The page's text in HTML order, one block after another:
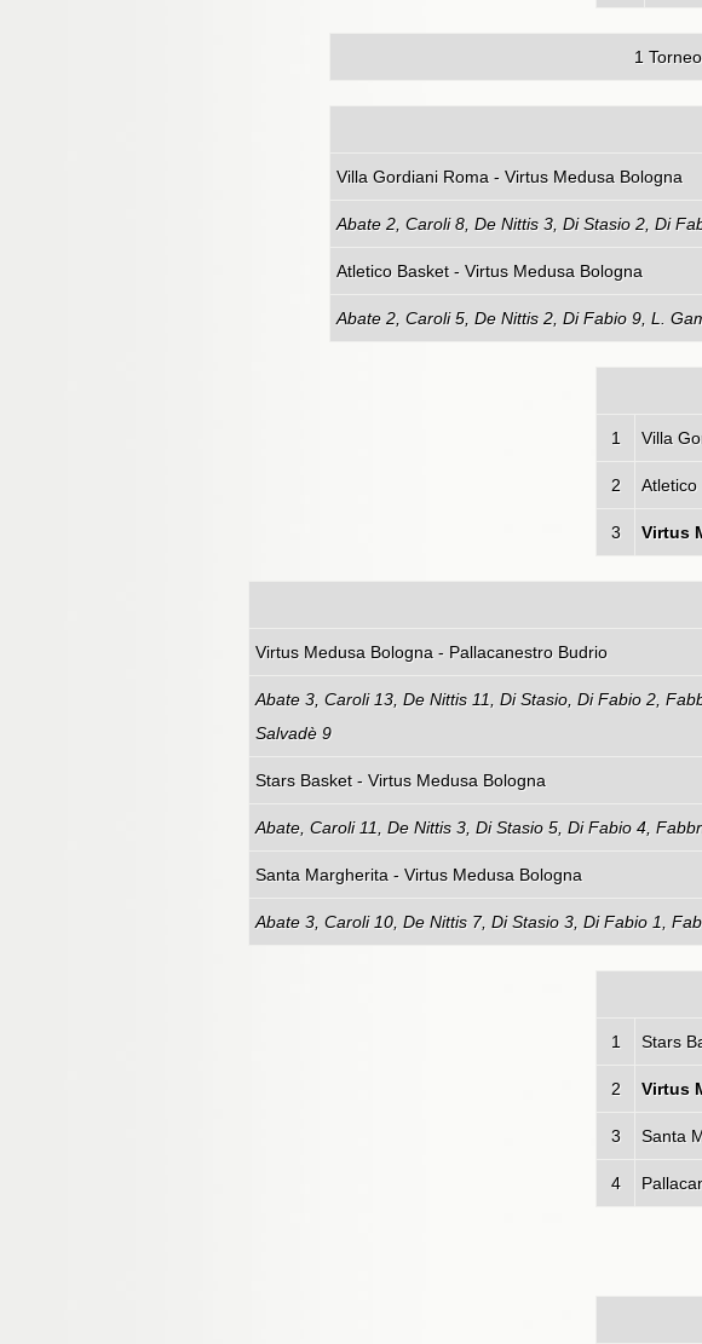
1
Villa Gordiani
Abate 2, Caroli 8, De Nittis 3, Di Stasio 2, Di
Atletico Basket - Virtus Medusa Bologna
Abate 2, Caroli 5, De Nittis 2, Di Fabio 9, L.
1 Villa
2 Atletico
3 Virtus
Virtus Medusa
Abate 3, Caroli 13, De Nittis 11, Di Stasio, Di Fabio 2,
Salvadè 9
Stars Basket - Virtus Medusa Bologna
Abate, Caroli 11, De Nittis 3, Di Stasio 5, Di Fabio 4,
Santa Margherita - Virtus Medusa Bologna
Abate 3, Caroli 10, De Nittis 7, Di Stasio 3, Di Fabio 1,
1 Stars
2 Virtus
3 Santa
4